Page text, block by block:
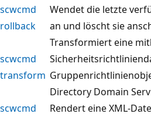
scwcmd
rollback
Wendet die letzte
an und löscht sie
scwcmd
transform
Transformiert eine
Directory Domain
scwcmd
Rendert eine XML-